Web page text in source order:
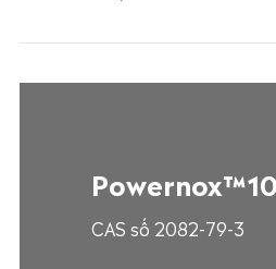
CAS số 2082-79-3